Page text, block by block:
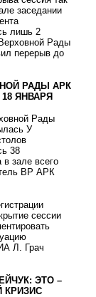
заседании
лишь 2
Рады
перерыв до
РАДЫ АРК
ЯНВАРЯ
Рады
У
38
в зале всего
ВР АРК
сессии
Л. Грач
ЭТО –
КРИЗИС